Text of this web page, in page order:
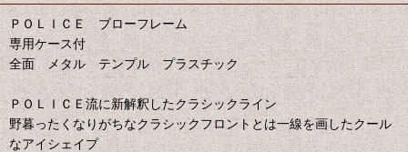
ＰＯＬＩＣＥ ブローフレーム
専用ケース付
全面 メタル テンプル プラスチック
ＰＯＬＩＣＥ流に新解釈したクラシックライン
野暮ったくなりがちなクラシックフロントとは一線を画したクール
なアイシェイプ